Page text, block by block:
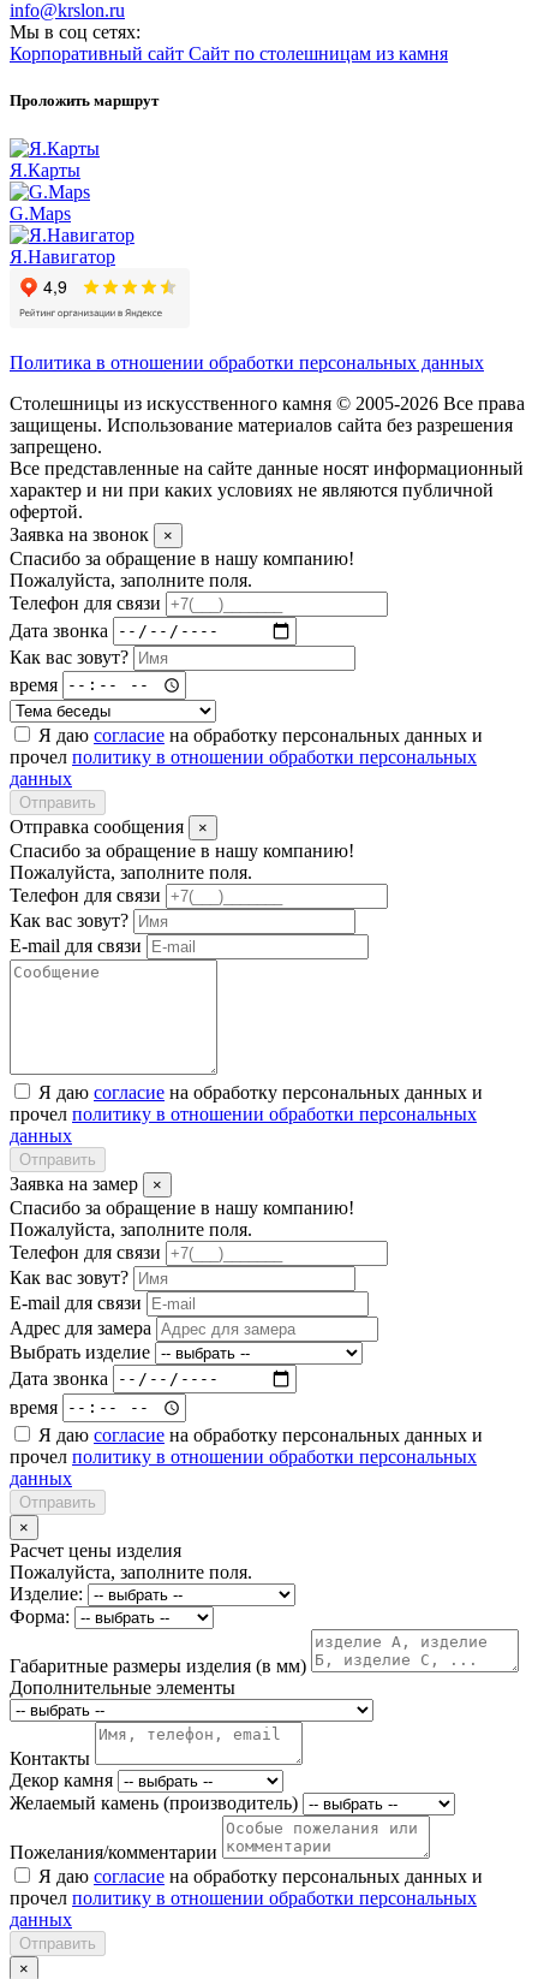
info@krslon.ru
Мы в соц сетях:
Корпоративный сайт Сайт по столешницам из камня
Проложить маршрут
Я.Карты
G.Maps
Я.Навигатор
Политика в отношении обработки персональных данных
Столешницы из искусственного камня © 2005-2026 Все права
защищены. Использование материалов сайта без разрешения
запрещено.
Все представленные на сайте данные носят информационный
характер и ни при каких условиях не являются публичной
офертой.
Заявка на звонок
×
Спасибо за обращение в нашу компанию!
Пожалуйста, заполните поля.
Телефон для связи
Дата звонка
Как вас зовут?
время
Я даю согласие на обработку персональных данных и
прочел политику в отношении обработки персональных
данных
Отправить
Отправка сообщения ×
Спасибо за обращение в нашу компанию!
Пожалуйста, заполните поля.
Телефон для связи
Как вас зовут?
E-mail для связи
Я даю согласие на обработку персональных данных и
прочел политику в отношении обработки персональных
данных
Отправить
Заявка на замер ×
Спасибо за обращение в нашу компанию!
Пожалуйста, заполните поля.
Телефон для связи
Как вас зовут?
E-mail для связи
Адрес для замера
Выбрать изделие
Дата звонка
время
Я даю согласие на обработку персональных данных и
прочел политику в отношении обработки персональных
данных
Отправить
×
Расчет цены изделия
Пожалуйста, заполните поля.
Изделие:
Форма:
Габаритные размеры изделия (в мм)
Дополнительные элементы
Контакты
Декор камня
Желаемый камень (производитель)
Пожелания/комментарии
Я даю согласие на обработку персональных данных и
прочел политику в отношении обработки персональных
данных
Отправить
×